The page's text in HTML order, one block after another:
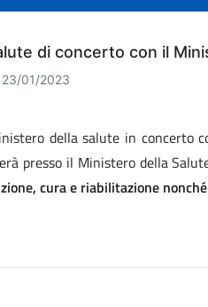
di concerto con il
01/2023
della salute in concerto
presso il Ministero della
cura e riabilitazione